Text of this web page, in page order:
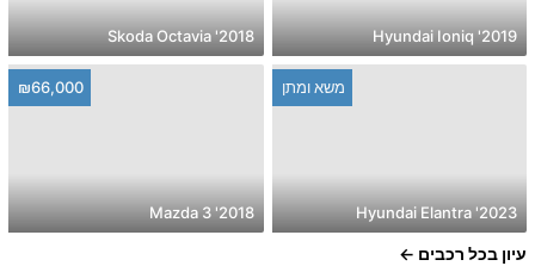
2019' Hyundai Ioniq
2018' Skoda Octavia
משא ומתן
2023' Hyundai Elantra
₪66,000
2018' Mazda 3
עיון בכל רכבים